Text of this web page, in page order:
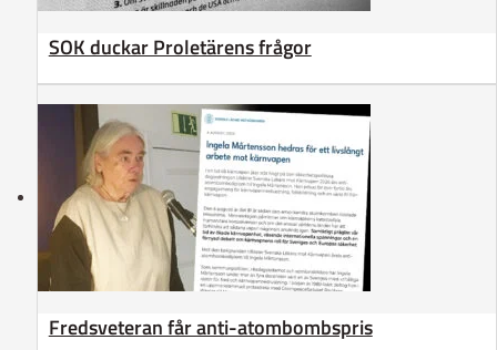
SOK duckar Proletärens frågor
Fredsveteran får anti-atombombspris